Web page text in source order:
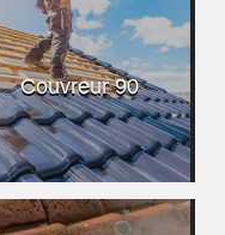
Couvreur 90